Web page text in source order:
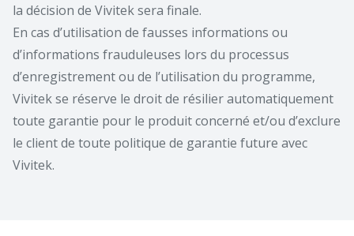
la décision de Vivitek sera finale.
En cas d’utilisation de fausses informations ou
d’informations frauduleuses lors du processus
d’enregistrement ou de l’utilisation du programme,
Vivitek se réserve le droit de résilier automatiquement
toute garantie pour le produit concerné et/ou d’exclure
le client de toute politique de garantie future avec
Vivitek.